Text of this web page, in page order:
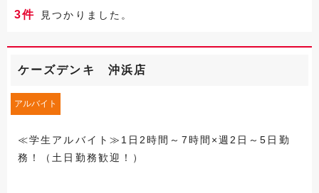
3件 見つかりました。
ケーズデンキ 沖浜店
アルバイト
≪学生アルバイト≫1日2時間～7時間×週2日～5日勤
務！（土日勤務歓迎！）